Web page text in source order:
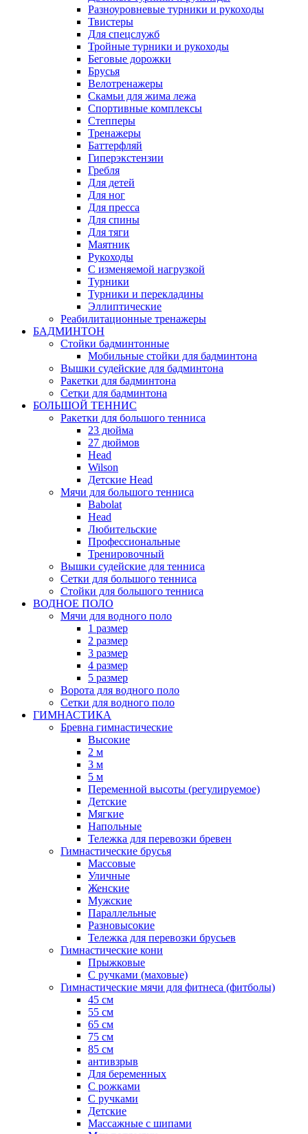
Разноуровневые турники и рукоходы
Твистеры
Для спецслужб
Тройные турники и рукоходы
Беговые дорожки
Брусья
Велотренажеры
Скамьи для жима лежа
Спортивные комплексы
Степперы
Тренажеры
Баттерфляй
Гиперэкстензии
Гребля
Для детей
Для ног
Для пресса
Для спины
Для тяги
Маятник
Рукоходы
С изменяемой нагрузкой
Турники
Турники и перекладины
Эллиптические
Реабилитационные тренажеры
БАДМИНТОН
Стойки бадминтонные
Мобильные стойки для бадминтона
Вышки судейские для бадминтона
Ракетки для бадминтона
Сетки для бадминтона
БОЛЬШОЙ ТЕННИС
Ракетки для большого тенниса
23 дюйма
27 дюймов
Head
Wilson
Детские Head
Мячи для большого тенниса
Babolat
Head
Любительские
Профессиональные
Тренировочный
Вышки судейские для тенниса
Сетки для большого тенниса
Стойки для большого тенниса
ВОДНОЕ ПОЛО
Мячи для водного поло
1 размер
2 размер
3 размер
4 размер
5 размер
Ворота для водного поло
Сетки для водного поло
ГИМНАСТИКА
Бревна гимнастические
Высокие
2 м
3 м
5 м
Переменной высоты (регулируемое)
Детские
Мягкие
Напольные
Тележка для перевозки бревен
Гимнастические брусья
Массовые
Уличные
Женские
Мужские
Параллельные
Разновысокие
Тележка для перевозки брусьев
Гимнастические кони
Прыжковые
С ручками (маховые)
Гимнастические мячи для фитнеса (фитболы)
45 см
55 см
65 см
75 см
85 см
антивзрыв
Для беременных
С рожками
С ручками
Детские
Массажные с шипами